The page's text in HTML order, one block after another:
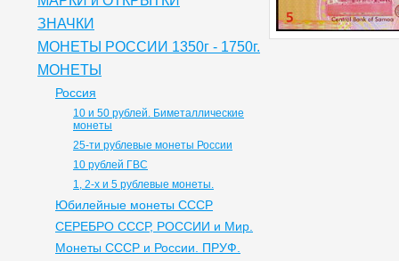
ЗНАЧКИ
МОНЕТЫ РОССИИ 1350г - 1750г.
МОНЕТЫ
Россия
10 и 50 рублей. Биметаллические
монеты
25-ти рублевые монеты России
10 рублей ГВС
1, 2-х и 5 рублевые монеты.
Юбилейные монеты СССР
СЕРЕБРО СССР, РОССИИ и Мир.
Монеты СССР и России. ПРУФ.